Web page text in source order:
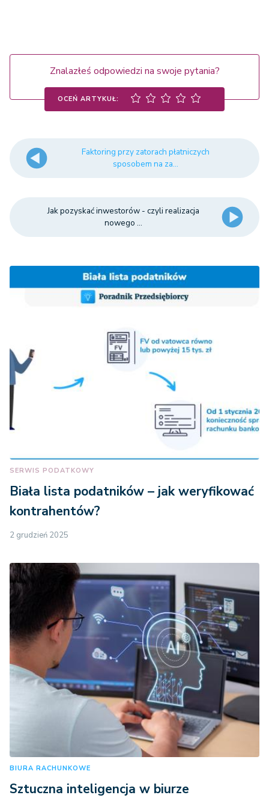
Znalazłeś odpowiedzi na swoje pytania?
OCEŃ ARTYKUŁ:
Faktoring przy zatorach płatniczych
sposobem na za...
Jak pozyskać inwestorów - czyli realizacja
nowego ...
SERWIS PODATKOWY
Biała lista podatników – jak weryfikować
kontrahentów?
2 grudzień 2025
BIURA RACHUNKOWE
Sztuczna inteligencja w biurze